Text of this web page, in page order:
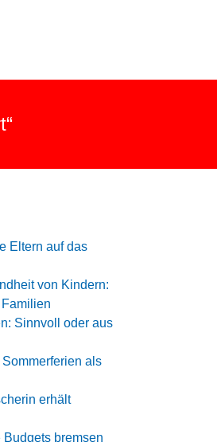
Eltern auf das
von Kindern:
Sinnvoll oder aus
als
erhält
bremsen